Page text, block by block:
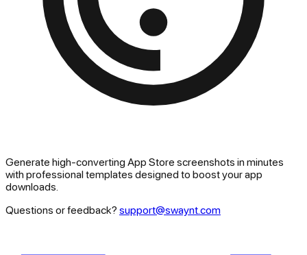
Generate high-converting App Store screenshots in minutes
with professional templates designed to boost your app
downloads.
Questions or feedback? support@swaynt.com